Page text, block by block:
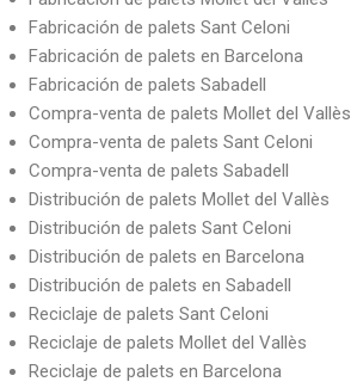
Fabricación de palets Sant Celoni
Fabricación de palets en Barcelona
Fabricación de palets Sabadell
Compra-venta de palets Mollet del Vallès
Compra-venta de palets Sant Celoni
Compra-venta de palets Sabadell
Distribución de palets Mollet del Vallès
Distribución de palets Sant Celoni
Distribución de palets en Barcelona
Distribución de palets en Sabadell
Reciclaje de palets Sant Celoni
Reciclaje de palets Mollet del Vallès
Reciclaje de palets en Barcelona